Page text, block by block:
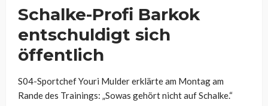
Schalke-Profi Barkok
entschuldigt sich
öffentlich
S04-Sportchef Youri Mulder erklärte am Montag am
Rande des Trainings: „Sowas gehört nicht auf Schalke.“